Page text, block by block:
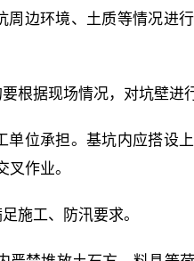
边环境、土质等情况进
根据现场情况，对坑壁进
位承担。基坑内应搭设
作业。
施工、防汛要求。